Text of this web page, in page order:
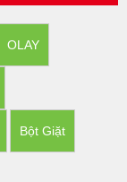
OLAY
Bột Giặt